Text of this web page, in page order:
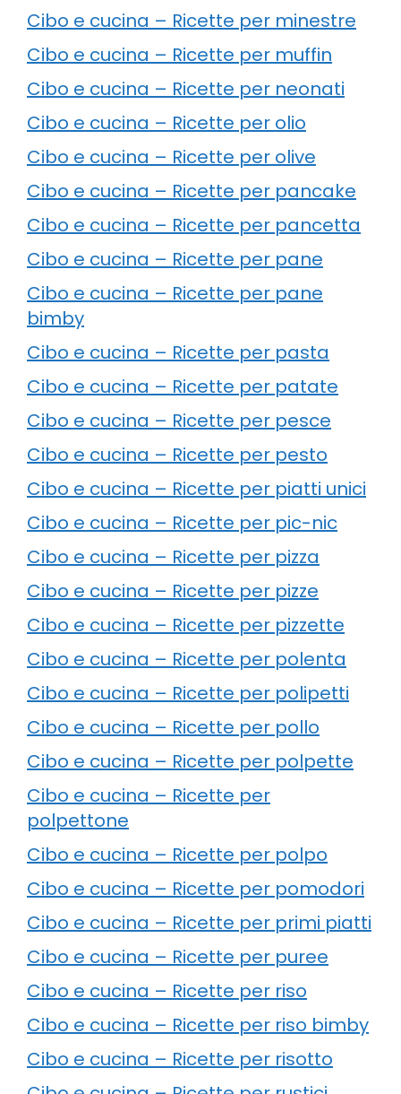
Cibo e cucina – Ricette per minestre
Cibo e cucina – Ricette per muffin
Cibo e cucina – Ricette per neonati
Cibo e cucina – Ricette per olio
Cibo e cucina – Ricette per olive
Cibo e cucina – Ricette per pancake
Cibo e cucina – Ricette per pancetta
Cibo e cucina – Ricette per pane
Cibo e cucina – Ricette per pane
bimby
Cibo e cucina – Ricette per pasta
Cibo e cucina – Ricette per patate
Cibo e cucina – Ricette per pesce
Cibo e cucina – Ricette per pesto
Cibo e cucina – Ricette per piatti unici
Cibo e cucina – Ricette per pic-nic
Cibo e cucina – Ricette per pizza
Cibo e cucina – Ricette per pizze
Cibo e cucina – Ricette per pizzette
Cibo e cucina – Ricette per polenta
Cibo e cucina – Ricette per polipetti
Cibo e cucina – Ricette per pollo
Cibo e cucina – Ricette per polpette
Cibo e cucina – Ricette per
polpettone
Cibo e cucina – Ricette per polpo
Cibo e cucina – Ricette per pomodori
Cibo e cucina – Ricette per primi piatti
Cibo e cucina – Ricette per puree
Cibo e cucina – Ricette per riso
Cibo e cucina – Ricette per riso bimby
Cibo e cucina – Ricette per risotto